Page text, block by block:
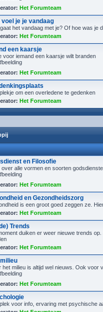
Het Forumteam
voel je je vandaag
het vandaag met je? Of hoe was je
Het Forumteam
een kaarsje
voor iemand een kaarsje wilt branden
Het Forumteam
om een overledene te gedenken
Het Forumteam
en Filosofie
over alle vormen en soorten
Het Forumteam
en Gezondheidszorg
is een groot goed zeggen ze.
Het Forumteam
Trends
duiken er weer nieuwe trends
Het Forumteam
het milieu is altijd wel nieuws. Ook voor
Het Forumteam
voor info, ervaring met psychische